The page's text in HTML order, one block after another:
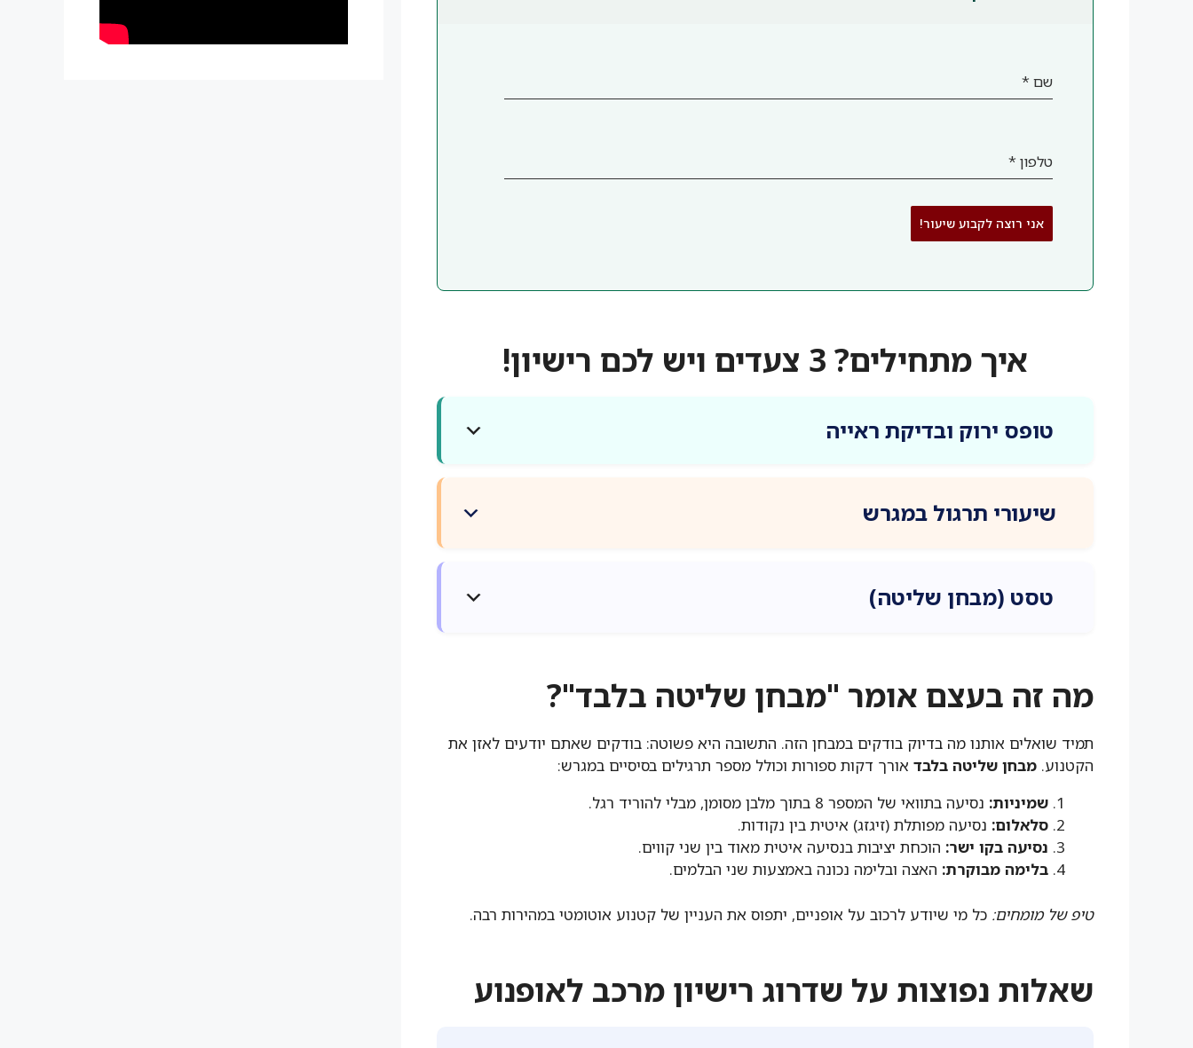
שם *
טלפון *
אני רוצה לקבוע שיעור!
איך מתחילים? 3 צעדים ויש לכם רישיון!
טופס ירוק ובדיקת ראייה
שיעורי תרגול במגרש
טסט (מבחן שליטה)
מה זה בעצם אומר "מבחן שליטה בלבד"?
תמיד שואלים אותנו מה בדיוק בודקים במבחן הזה. התשובה היא פשוטה: בודקים שאתם יודעים לאזן את
הקטנוע. מבחן שליטה בלבד אורך דקות ספורות וכולל מספר תרגילים בסיסיים במגרש:
שמיניות: נסיעה בתוואי של המספר 8 בתוך מלבן מסומן, מבלי להוריד רגל.
סלאלום: נסיעה מפותלת (זיגזג) איטית בין נקודות.
נסיעה בקו ישר: הוכחת יציבות בנסיעה איטית מאוד בין שני קווים.
בלימה מבוקרת: האצה ובלימה נכונה באמצעות שני הבלמים.
טיפ של מומחים: כל מי שיודע לרכוב על אופניים, יתפוס את העניין של קטנוע אוטומטי במהירות רבה.
שאלות נפוצות על שדרוג רישיון מרכב לאופנוע